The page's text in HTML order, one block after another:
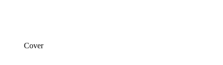
Cover